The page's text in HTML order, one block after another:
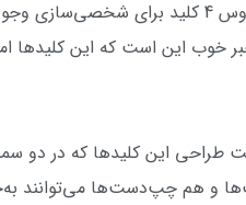
خوب این است که این کلیدها
این کلیدها که در دو
و هم چپ‌دست‌ها می‌توانند